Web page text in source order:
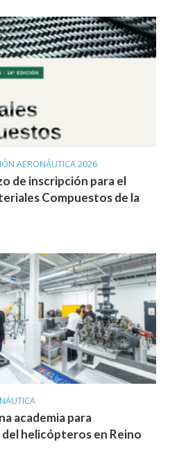
AERONÁUTICA 2026
de inscripción para el
Compuestos de la
academia para
helicópteros en Reino